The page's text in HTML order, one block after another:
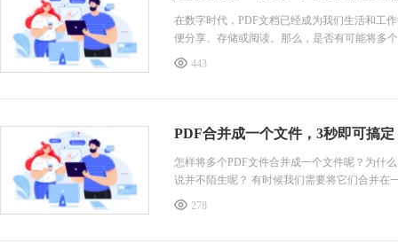
在数字时代，PDF文档已经成为我们生活和工
便分享、存储或阅读。那么，是否有可能将多
个文件的操作技巧，同时推荐一款功能强大
合并多个PDF文件是一种非常
443
PDF合并成一个文件，3秒即可搞定
怎样将多个PDF文件合并成一个文件呢？为什
说并不陌生呢？ 有时候我们需要将它们合并在
278